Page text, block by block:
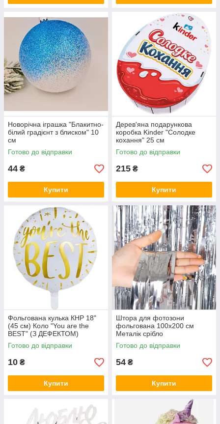
Новорічна іграшка "Блакитно-
білий градієнт з блиском" 10
см
Готово до відправки
44 ₴
Купити
Дерев'яна подарункова
коробка Kinder "Солодке
кохання" 25 см
Готово до відправки
215 ₴
Купити
Фольгована кулька КНР 18"
(45 см) Коло "You are the
BEST" (З ДЕФЕКТОМ)
Готово до відправки
10 ₴
Купити
Штора для фотозони
фольгована 100х200 см
Металік срібло
Готово до відправки
54 ₴
Купити